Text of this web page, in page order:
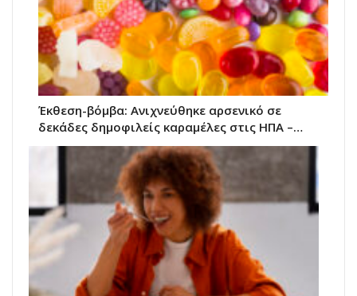
Έκθεση-βόμβα: Ανιχνεύθηκε αρσενικό σε
δεκάδες δημοφιλείς καραμέλες στις ΗΠΑ –…